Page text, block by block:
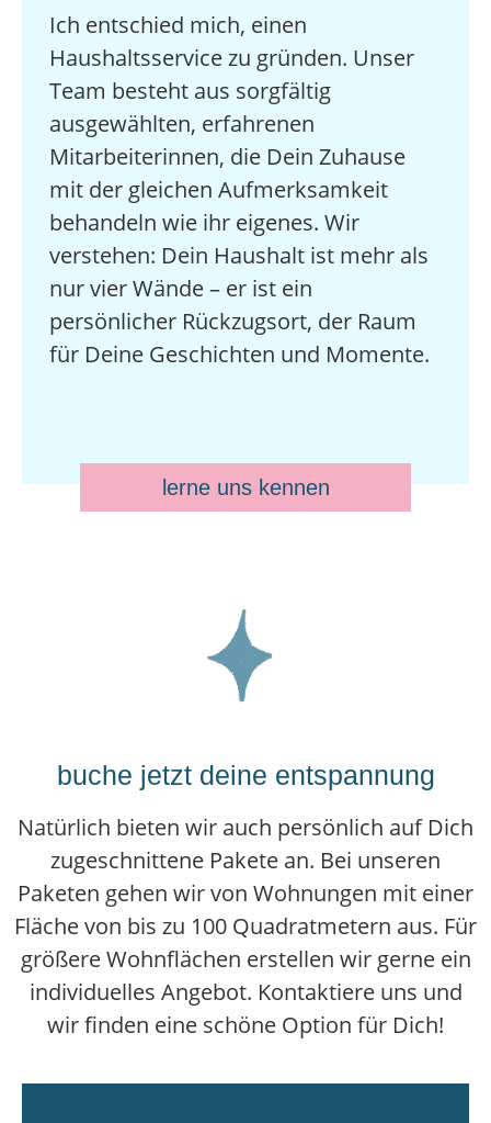
Ich entschied mich, einen
Haushaltsservice zu gründen. Unser
Team besteht aus sorgfältig
ausgewählten, erfahrenen
Mitarbeiterinnen, die Dein Zuhause
mit der gleichen Aufmerksamkeit
behandeln wie ihr eigenes. Wir
verstehen: Dein Haushalt ist mehr als
nur vier Wände – er ist ein
persönlicher Rückzugsort, der Raum
für Deine Geschichten und Momente.
lerne uns kennen
buche jetzt deine entspannung
Natürlich bieten wir auch persönlich auf Dich
zugeschnittene Pakete an. Bei unseren
Paketen gehen wir von Wohnungen mit einer
Fläche von bis zu 100 Quadratmetern aus. Für
größere Wohnflächen erstellen wir gerne ein
individuelles Angebot. Kontaktiere uns und
wir finden eine schöne Option für Dich!